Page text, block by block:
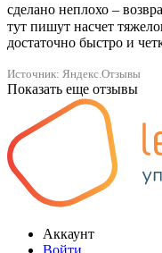
сделано неплохо –
тут пишут насчет
достаточно быстро и
Источник: Яндекс.Отзывы
Показать еще отзывы
Аккаунт
Войти